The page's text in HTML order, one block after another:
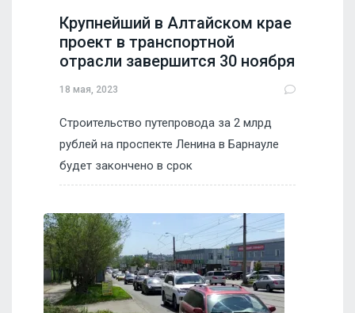
Крупнейший в Алтайском крае
проект в транспортной
отрасли завершится 30 ноября
18 мая, 2023
Строительство путепровода за 2 млрд
рублей на проспекте Ленина в Барнауле
будет закончено в срок